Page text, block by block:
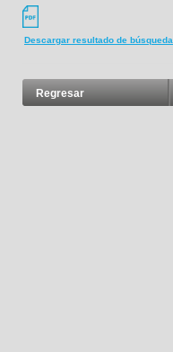
Descargar resultado de búsqueda
Regresar